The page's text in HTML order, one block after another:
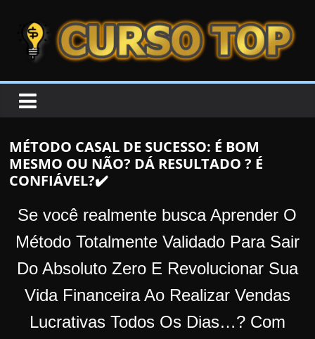
CURSOTOP
s
e
l
MÉTODO CASAL DE SUCESSO: É BOM
MESMO OU NÃO? DÁ RESULTADO ? É
CONFIÁVEL?✔️
Se você realmente busca Aprender O
Método Totalmente Validado Para Sair
Do Absoluto Zero E Revolucionar Sua
Vida Financeira Ao Realizar Vendas
Lucrativas Todos Os Dias…? Com